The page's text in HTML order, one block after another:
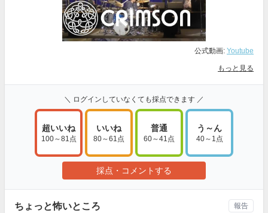
公式動画: Youtube
もっと見る
＼ ログインしていなくても採点できます ／
超いいね
100～81点
いいね
80～61点
普通
60～41点
う～ん
40～1点
採点・コメントする
ちょっと怖いところ 報告